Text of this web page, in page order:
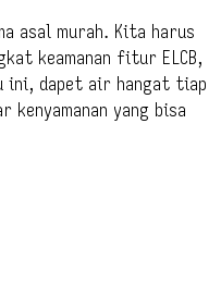
asal murah. Kita harus
keamanan fitur ELCB,
ini, dapet air hangat tiap
kenyamanan yang bisa